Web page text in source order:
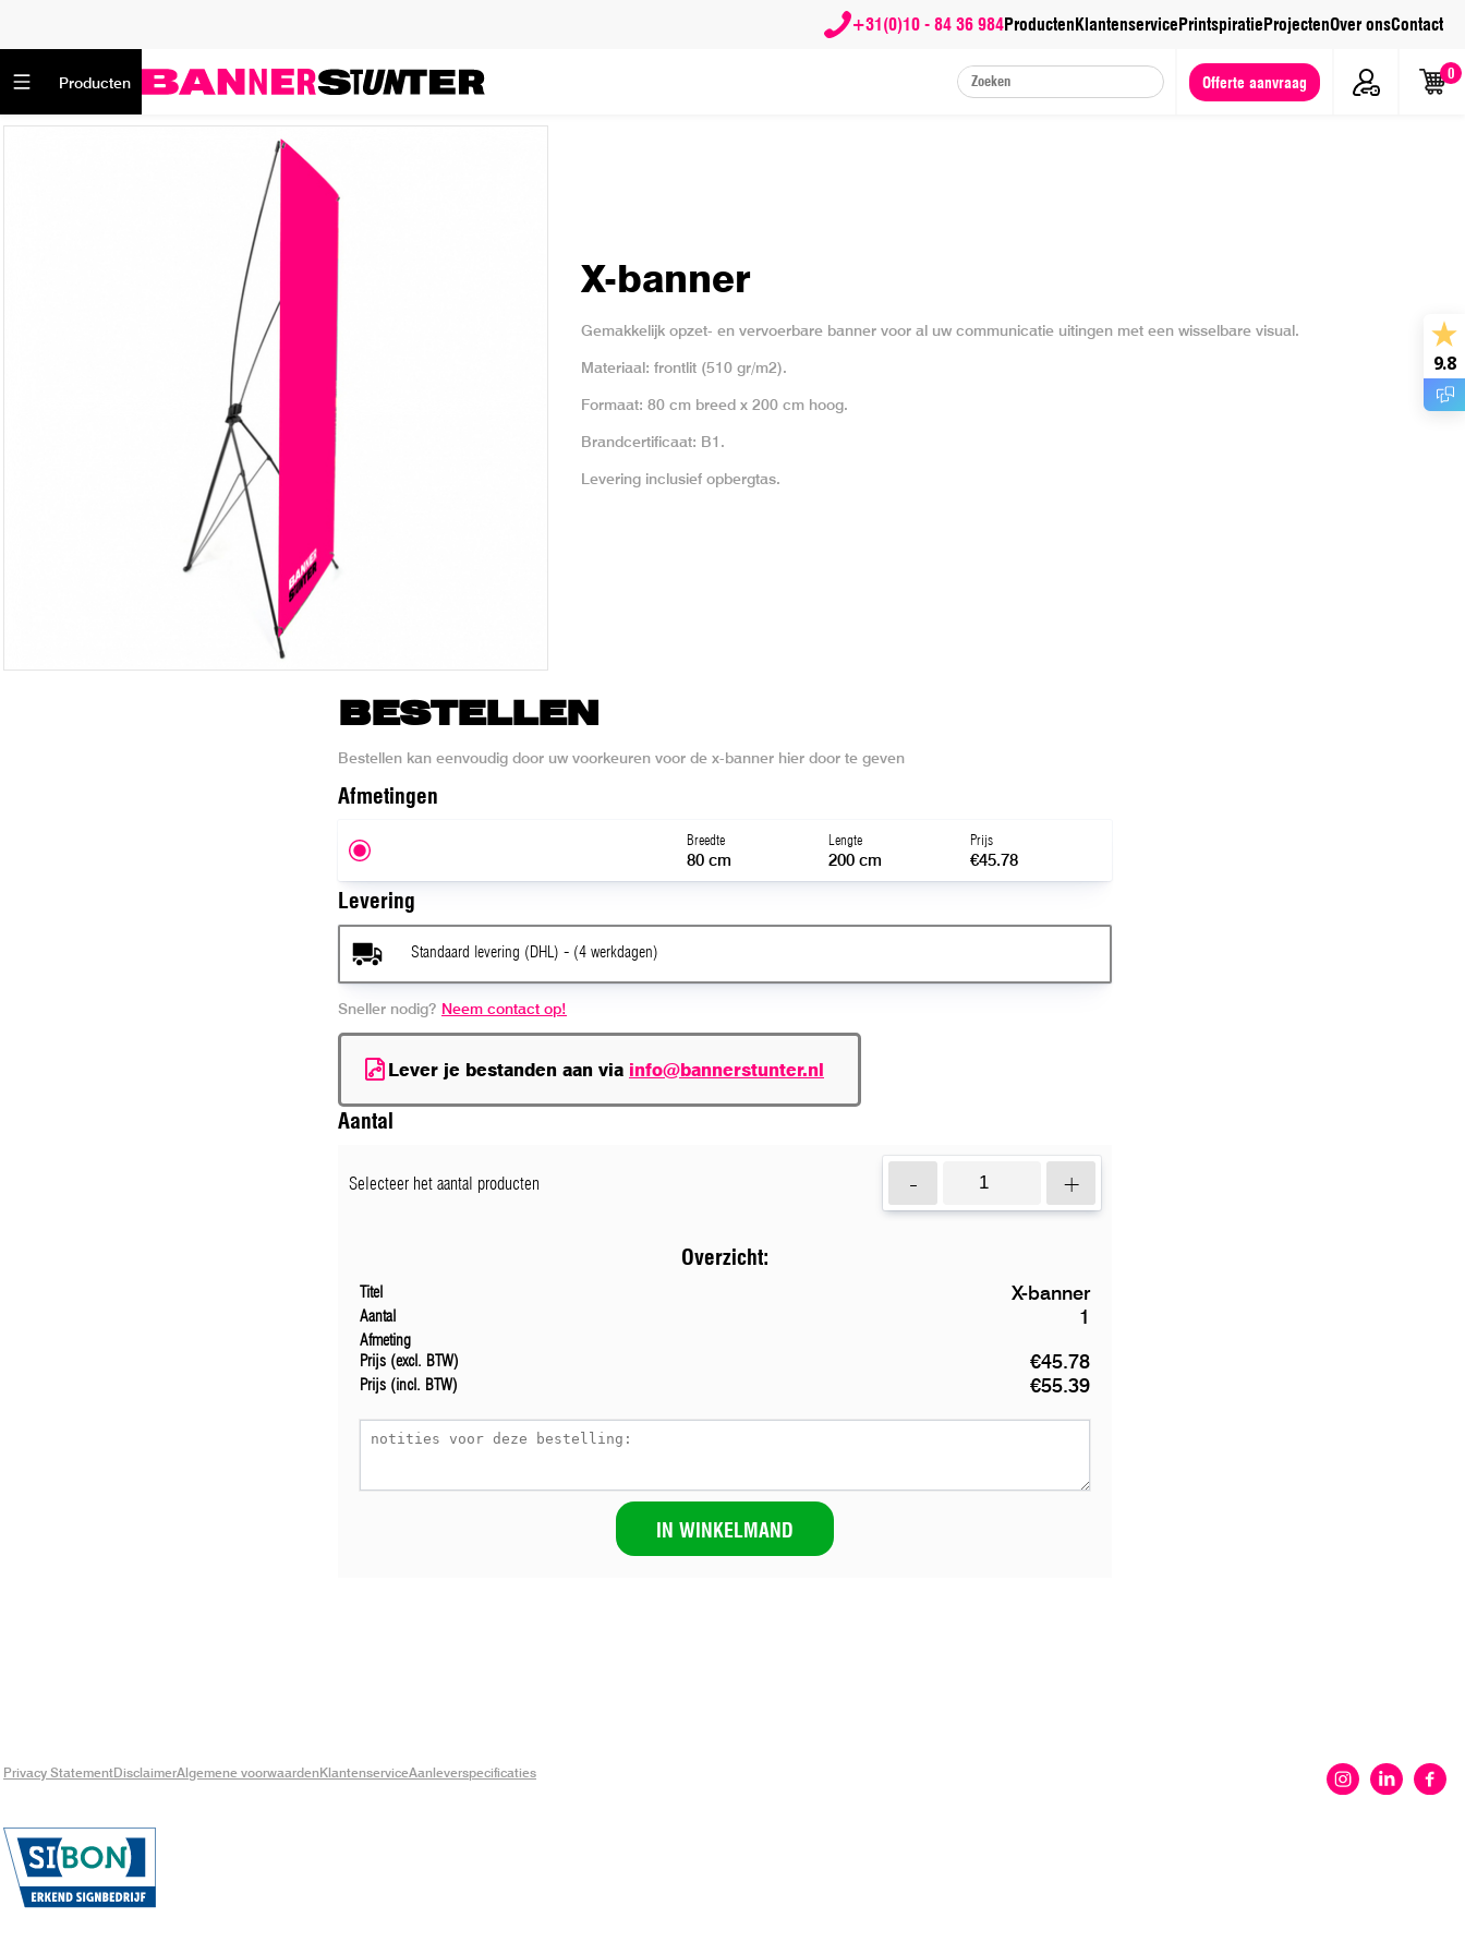
+31(0)10 - 84 36 984ProductenKlantenservicePrintspiratieProjectenOver onsContact
Producten Offerte aanvraag 0
X-banner
Gemakkelijk opzet- en vervoerbare banner voor al uw communicatie uitingen met een wisselbare visual.
Materiaal: frontlit (510 gr/m2).
Formaat: 80 cm breed x 200 cm hoog.
Brandcertificaat: B1.
Levering inclusief opbergtas.
BESTELLEN
Bestellen kan eenvoudig door uw voorkeuren voor de x-banner hier door te geven
Afmetingen
Breedte
80 cm
Lengte
200 cm
Prijs
€45.78
Levering
Standaard levering (DHL) - (4 werkdagen)
Sneller nodig? Neem contact op!
Lever je bestanden aan via info@bannerstunter.nl
Aantal
Selecteer het aantal producten - +
Overzicht:
Titel X-banner
Aantal 1
Afmeting
Prijs (excl. BTW)
€45.78
Prijs (incl. BTW) €55.39
IN WINKELMAND
Privacy StatementDisclaimerAlgemene voorwaardenKlantenserviceAanleverspecificaties
9.8